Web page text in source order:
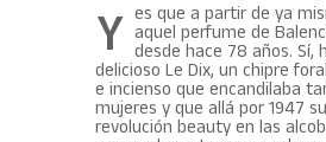
Y es que a partir de ya mismo puedes cambiar aquel perfume de
desde hace 78 años. Sí,
delicioso Le Dix, un chipre
e incienso que encandilaba
mujeres y que allá por 1947
revolución beauty en las